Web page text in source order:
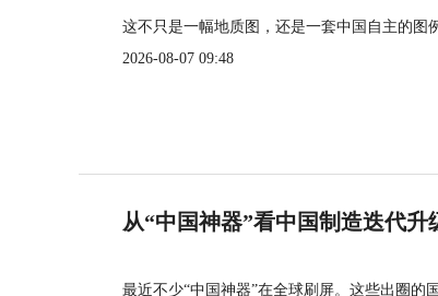
这不只是一幅地质图，还是一套中国自主的图
2026-08-07 09:48
从“中国神器”看中国制造迭代升
最近不少“中国神器”在全球刷屏。这些出圈